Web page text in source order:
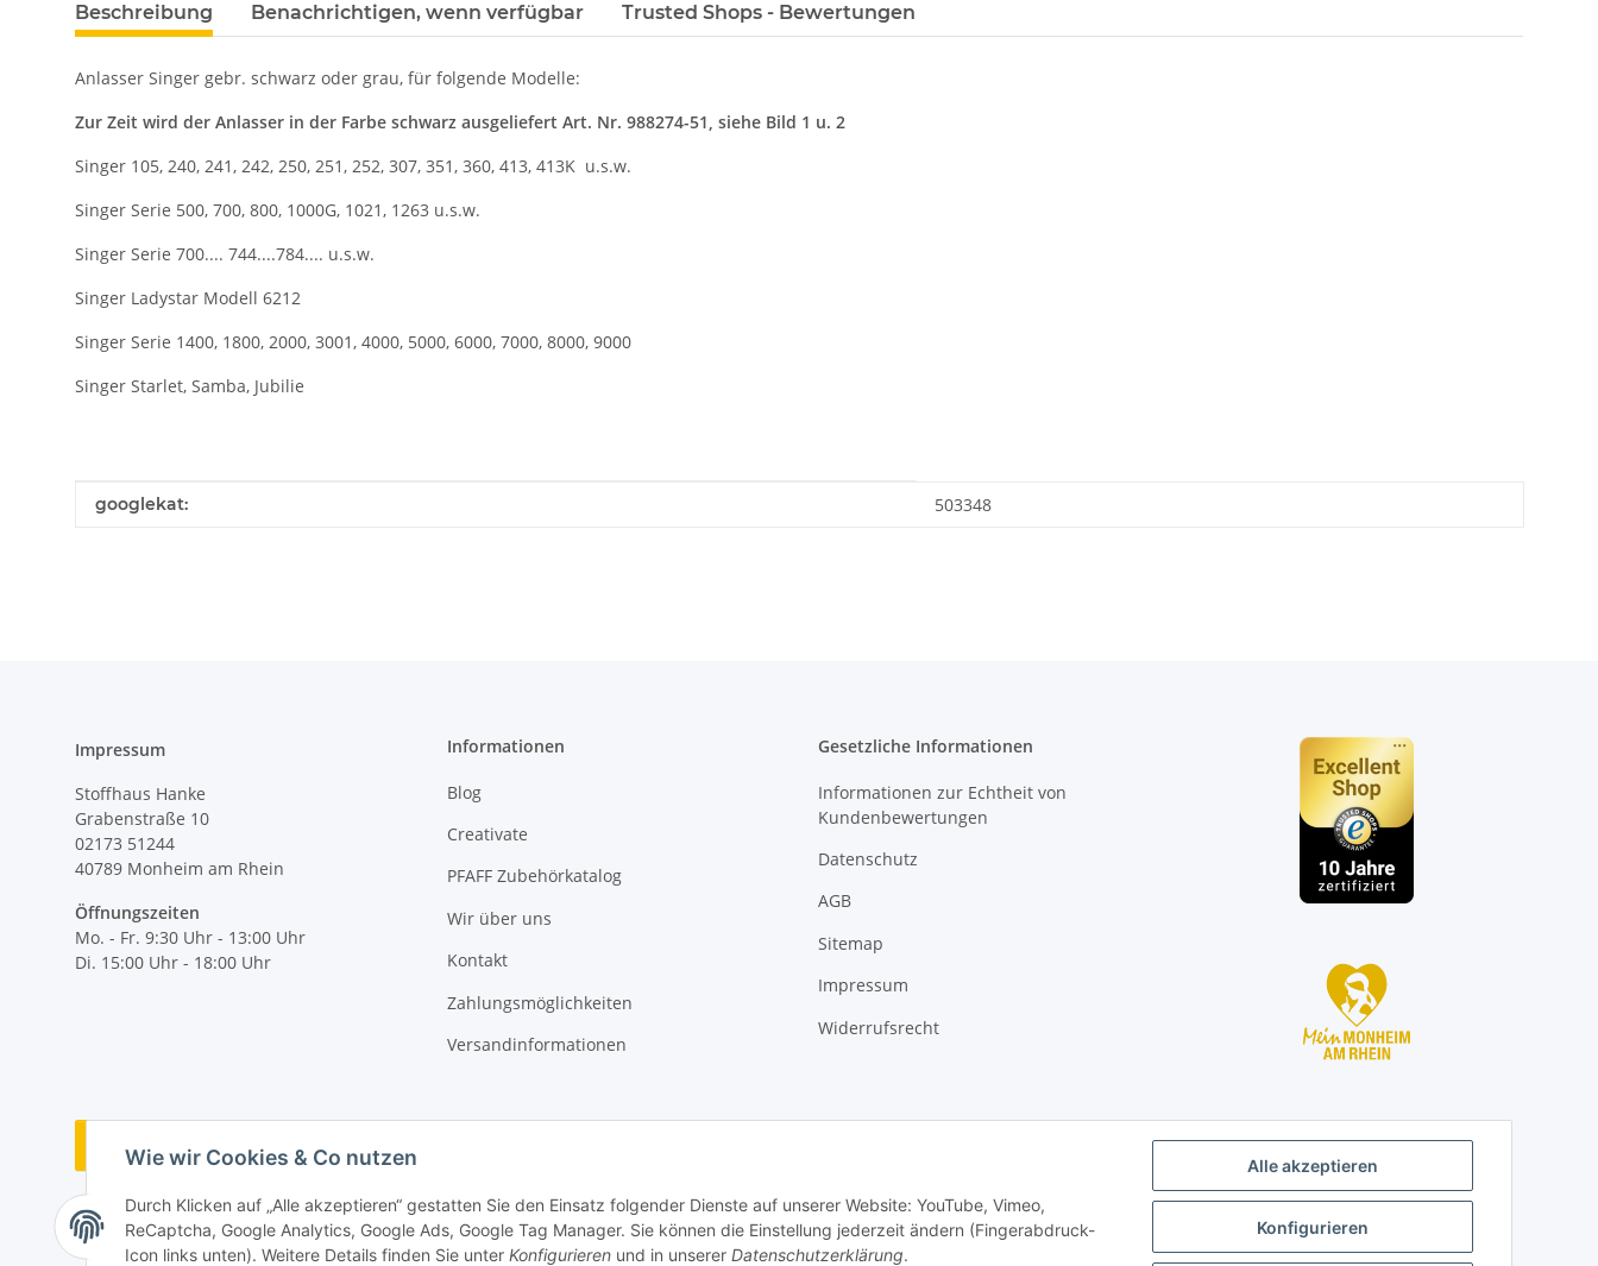
Alle akzeptieren
Konfigurieren
Wie wir Cookies & Co nutzen
Durch Klicken auf „Alle akzeptieren“ gestatten Sie den Einsatz folgender Dienste auf unserer Website: YouTube, Vimeo,
ReCaptcha, Google Analytics, Google Ads, Google Tag Manager. Sie können die Einstellung jederzeit ändern (Fingerabdruck-
Icon links unten). Weitere Details finden Sie unter Konfigurieren und in unserer Datenschutzerklärung.
Beschreibung Benachrichtigen, wenn verfügbar Trusted Shops - Bewertungen
Anlasser Singer gebr. schwarz oder grau, für folgende Modelle:
Zur Zeit wird der Anlasser in der Farbe schwarz ausgeliefert Art. Nr. 988274-51, siehe Bild 1 u. 2
Singer 105, 240, 241, 242, 250, 251, 252, 307, 351, 360, 413, 413K u.s.w.
Singer Serie 500, 700, 800, 1000G, 1021, 1263 u.s.w.
Singer Serie 700.... 744....784.... u.s.w.
Singer Ladystar Modell 6212
Singer Serie 1400, 1800, 2000, 3001, 4000, 5000, 6000, 7000, 8000, 9000
Singer Starlet, Samba, Jubilie
Produkteigenschaft
Wert
googlekat: 503348
Impressum
Stoffhaus Hanke
Grabenstraße 10
02173 51244
40789 Monheim am Rhein
Öffnungszeiten
Mo. - Fr. 9:30 Uhr - 13:00 Uhr
Di. 15:00 Uhr - 18:00 Uhr
Informationen
Blog
Creativate
PFAFF Zubehörkatalog
Wir über uns
Kontakt
Zahlungsmöglichkeiten
Versandinformationen
Gesetzliche Informationen
Informationen zur Echtheit von
Kundenbewertungen
Datenschutz
AGB
Sitemap
Impressum
Widerrufsrecht
Vertrag widerrufen